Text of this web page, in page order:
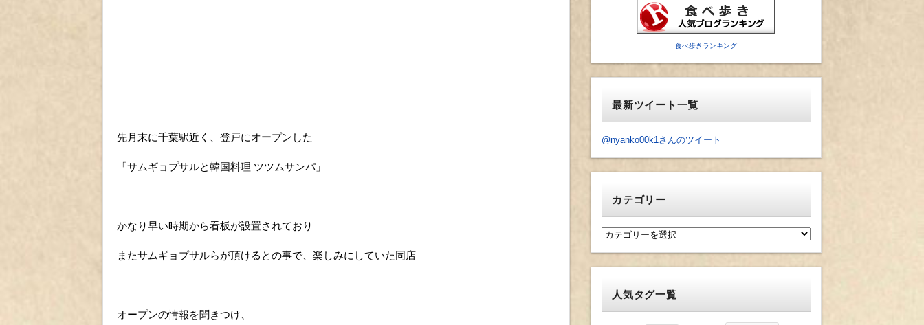
先月末に千葉駅近く、登戸にオープンした
「サムギョプサルと韓国料理 ツツムサンパ」
かなり早い時期から看板が設置されており
またサムギョプサルらが頂けるとの事で、楽しみにしていた同店
オープンの情報を聞きつけ、
食べ歩きランキング
最新ツイート一覧
@nyanko00k1さんのツイート
カテゴリー
カ
人気タグ一覧